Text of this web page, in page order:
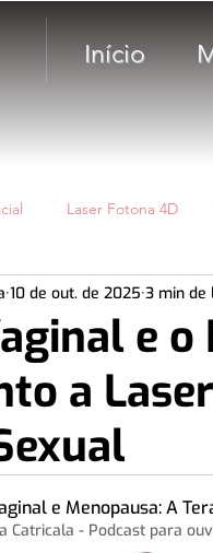
Início
Laser Fotona 4D
Fotona - RenovaLase®
Bioestimuladores de
e o
a
10 de out. de 2025 3 min de
e Menopausa: A
Catricala - Podcast para